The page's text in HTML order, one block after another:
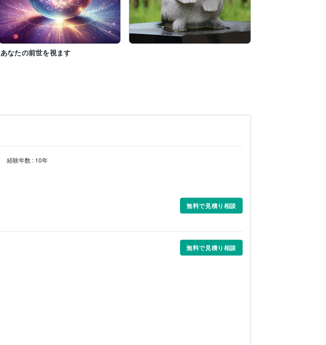
あなたの前世を視ます
経験年数 : 10年
無料で見積り相談
無料で見積り相談